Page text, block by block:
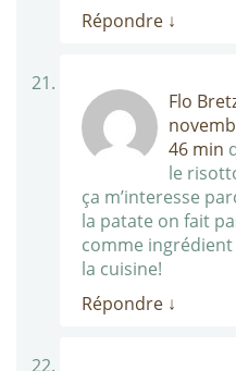
Répondre ↓
Flo
46 min
le
ça m’interesse
la patate on fait
comme
la cuisine!
Répondre ↓